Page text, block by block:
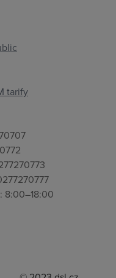
tarify
8:00–18:00